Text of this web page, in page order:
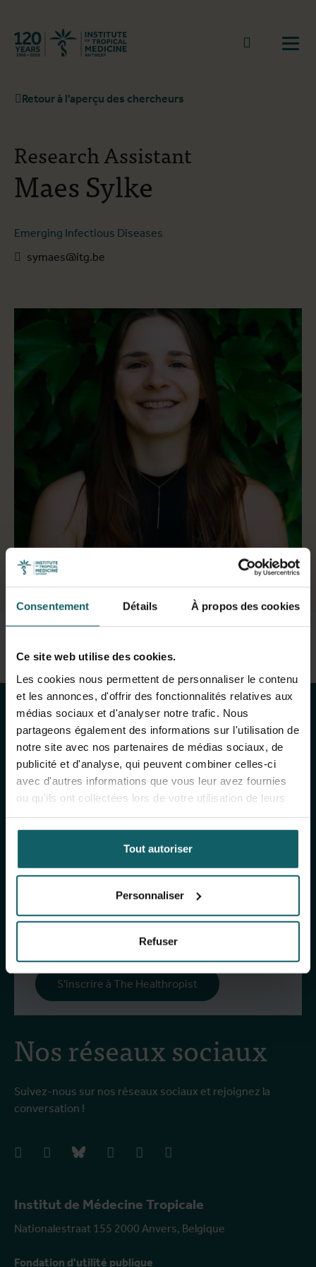
Consentement Détails À propos des cookies
Ce site web utilise des cookies.
Les cookies nous permettent de personnaliser le contenu
et les annonces, d'offrir des fonctionnalités relatives aux
médias sociaux et d'analyser notre trafic. Nous
partageons également des informations sur l'utilisation de
notre site avec nos partenaires de médias sociaux, de
publicité et d'analyse, qui peuvent combiner celles-ci
avec d'autres informations que vous leur avez fournies
ou qu'ils ont collectées lors de votre utilisation de leurs
Tout autoriser
Personnaliser
Refuser
Retourner à la page d'accueil
go to
Retour à l'aperçu des chercheurs
Maes Sylke
Research Assistant
Emerging Infectious Diseases
symaes@itg.be
Sélectionner un onglet
View full fingerprint
Voir la liste complète des projéts
Institut de Médecine Tropicale
Nationalestraat 155 2000 Anvers, Belgique
Fondation d'utilité publique
Nos réseaux sociaux
Suivez-nous sur nos réseaux sociaux et rejoignez la
conversation !
facebookinstagrambluesky linkedIn youtube
Restez au courant
des activités de
l'IMT
Inscrivez-vous à notre newsletter générale
(mensuelle) et à The Healthropist (bimestrielle),
notre newsletter dédiée à la collecte de fonds,
pour recevoir des informations sur nos
recherches, nos projets, nos idées, nos
événements à venir, nos formations, et bien plus
S'inscrire à notre newsletter générale
S'inscrire à The Healthropist